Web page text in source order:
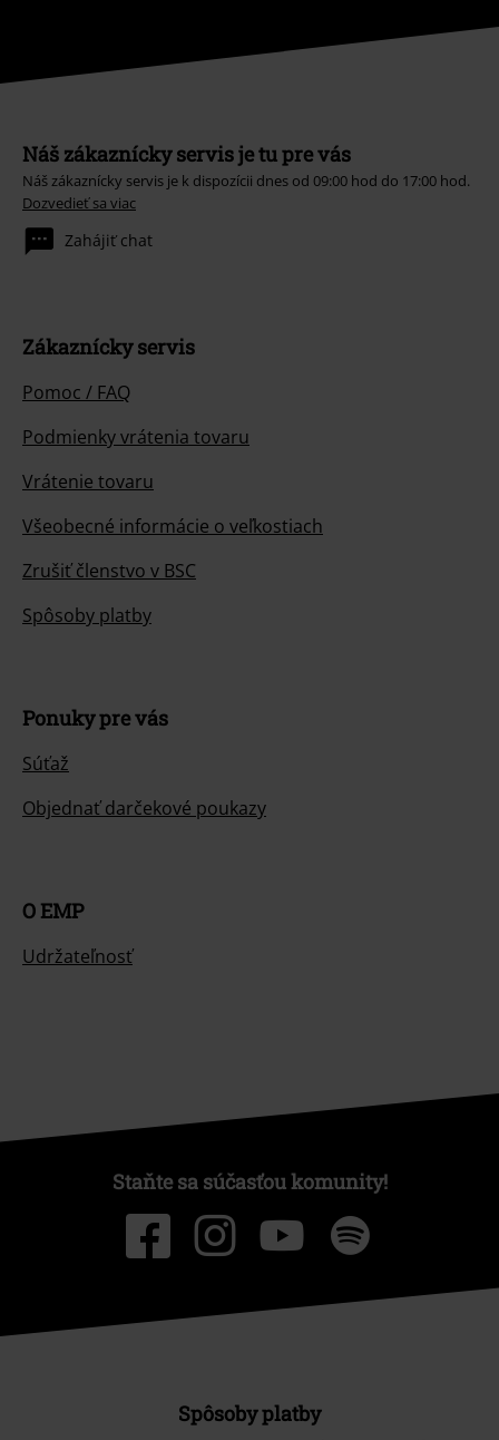
Náš zákaznícky servis je tu pre vás
Náš zákaznícky servis je k dispozícii dnes od 09:00 hod do 17:00 hod.
Dozvedieť sa viac
Zahájiť chat
Zákaznícky servis
Pomoc / FAQ
Podmienky vrátenia tovaru
Vrátenie tovaru
Všeobecné informácie o veľkostiach
Zrušiť členstvo v BSC
Spôsoby platby
Ponuky pre vás
Súťaž
Objednať darčekové poukazy
O EMP
Udržateľnosť
Staňte sa súčasťou komunity!
Spôsoby platby